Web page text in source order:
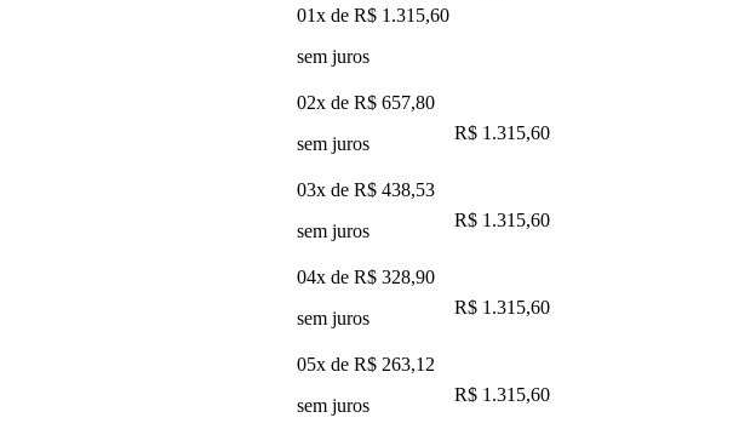
01x de R$ 1.315,60
sem juros
02x de R$ 657,80
sem juros
R$ 1.315,60
03x de R$ 438,53
sem juros
R$ 1.315,60
04x de R$ 328,90
sem juros
R$ 1.315,60
05x de R$ 263,12
sem juros
R$ 1.315,60